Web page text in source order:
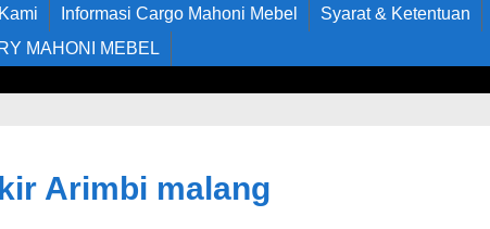
Informasi Cargo Mahoni Mebel Syarat & Ketentuan
MAHONI MEBEL
Arimbi malang